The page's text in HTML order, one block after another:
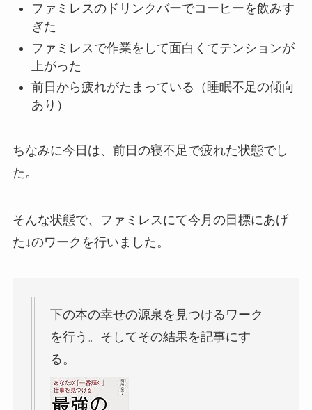
ファミレスのドリンクバーでコーヒーを飲みす
ぎた
ファミレスで作業をして面白くてテンションが
上がった
前日から疲れがたまっている（睡眠不足の傾向
あり）
ちなみに今日は、前日の寝不足で疲れた状態でし
た。
そんな状態で、ファミレスにて今月の目標にあげ
た↓のワークを行いました。
下の本の幸せの源泉を見つけるワーク
を行う。そしてその結果を記事にす
る。